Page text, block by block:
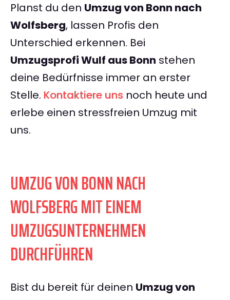
Planst du den Umzug von Bonn nach
Wolfsberg, lassen Profis den
Unterschied erkennen. Bei
Umzugsprofi Wulf aus Bonn stehen
deine Bedürfnisse immer an erster
Stelle. Kontaktiere uns noch heute und
erlebe einen stressfreien Umzug mit
uns.
UMZUG VON BONN NACH
WOLFSBERG MIT EINEM
UMZUGSUNTERNEHMEN
DURCHFÜHREN
Bist du bereit für deinen Umzug von